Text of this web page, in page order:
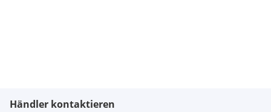
Händler kontaktieren